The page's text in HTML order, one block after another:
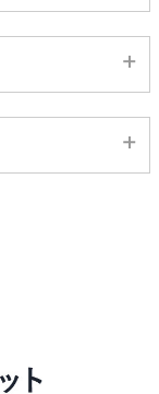
カートに入れる
カートに入れる